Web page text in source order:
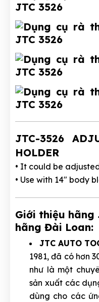
JTC-3526
HOLDER
• It could be
• Use with 14" body
Giới thiệu hãng
hãng Đài Loan:
JTC AUTO
1981, đã có hơn
như là một
sản xuất các
dùng cho các